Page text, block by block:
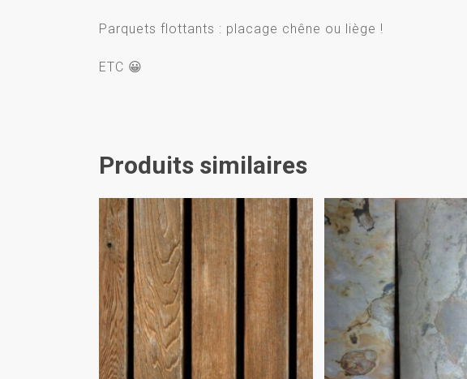
Parquets flottants : placage chêne ou liège !
ETC 😀
Produits similaires